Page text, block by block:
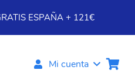
ESPAÑA + 121€
Mi cuenta